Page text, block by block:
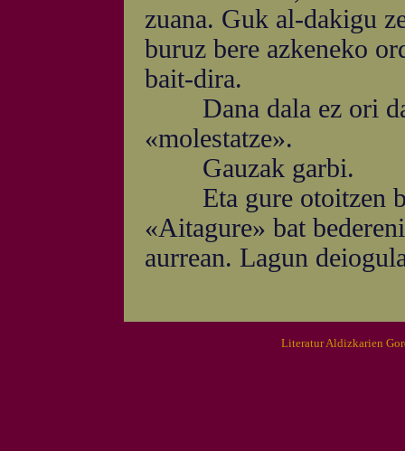
zuana. Guk al-dakigu
buruz bere azkeneko
bait-dira.
Dana dala ez ori da
«molestatze».
Gauzak garbi.
Eta gure otoitzen
«Aitagure» bat
aurrean. Lagun
Literatur Aldizkarien